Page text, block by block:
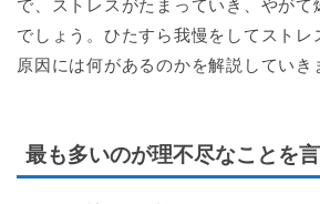
で、ストレスがたまっていき、やがて
でしょう。ひたすら我慢をしてストレ
原因には何があるのかを解説していき
最も多いのが理不尽なことを